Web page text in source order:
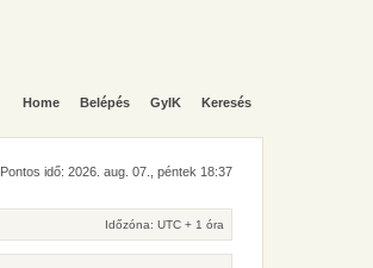
Home Belépés GyIK Keresés
Pontos idő: 2026. aug. 07., péntek 18:37
Időzóna: UTC + 1 óra